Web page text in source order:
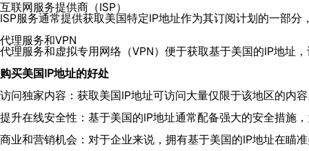
互联网服务提供商（ISP）
ISP服务通常提供获取美国特定IP地址作为其订阅计划的一部分
代理服务和VPN
代理服务和虚拟专用网络（VPN）便于获取基于美国的IP地址
购买美国IP地址的好处
访问独家内容：获取美国IP地址可访问大量仅限于该地区的内
提升在线安全性：基于美国的IP地址通常配备强大的安全措施
商业和营销机会：对于企业来说，拥有基于美国的IP地址在瞄